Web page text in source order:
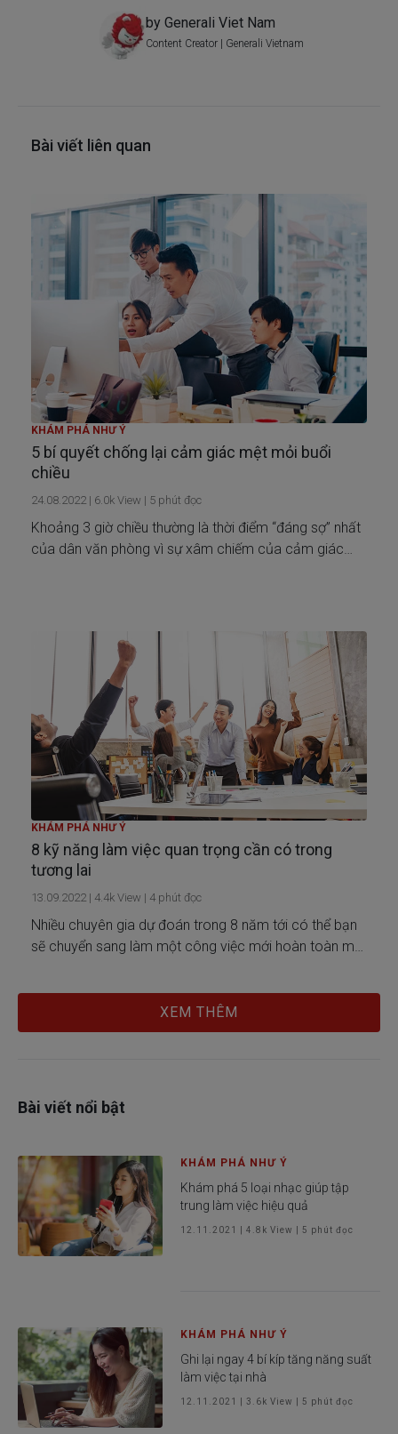
by Generali Viet Nam
Content Creator | Generali Vietnam
Bài viết liên quan
KHÁM PHÁ NHƯ Ý
5 bí quyết chống lại cảm giác mệt mỏi buổi
chiều
24.08.2022 | 6.0k View | 5 phút đọc
Khoảng 3 giờ chiều thường là thời điểm “đáng sợ” nhất
của dân văn phòng vì sự xâm chiếm của cảm giác
KHÁM PHÁ NHƯ Ý
8 kỹ năng làm việc quan trọng cần có trong
tương lai
13.09.2022 | 4.4k View | 4 phút đọc
Nhiều chuyên gia dự đoán trong 8 năm tới có thể bạn
sẽ chuyển sang làm một công việc mới hoàn toàn mà
XEM THÊM
Bài viết nổi bật
KHÁM PHÁ NHƯ Ý
Khám phá 5 loại nhạc giúp tập
trung làm việc hiệu quả
12.11.2021 |4.8k View |5 phút đọc
KHÁM PHÁ NHƯ Ý
Ghi lại ngay 4 bí kíp tăng năng suất
làm việc tại nhà
12.11.2021 |3.6k View |5 phút đọc